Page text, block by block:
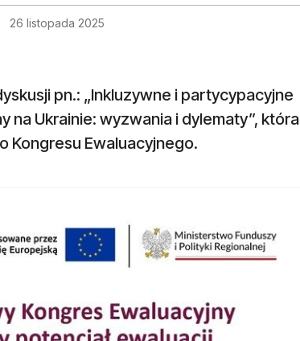
26 listopada 2025
pn.: „Inkluzywne i partycypacyjne
Ukrainie: wyzwania i dylematy”, która
Kongresu Ewaluacyjnego.